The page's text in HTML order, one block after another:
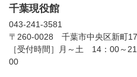
千葉現役館
043-241-3581
〒260-0028 千葉市中央区新町
［受付時間］月～土 14：00～
00